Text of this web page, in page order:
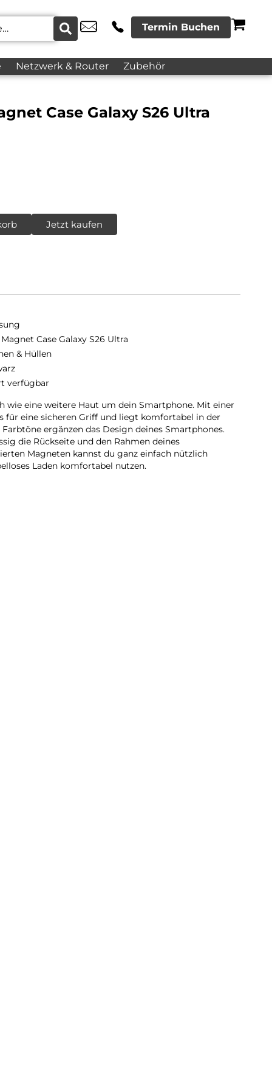
Termin Buchen
Netzwerk & Router Zubehör
Case Galaxy S26 Ultra
Jetzt kaufen
Case Galaxy S26 Ultra
& Hüllen
verfügbar
wie eine weitere Haut um dein Smartphone. Mit einer
für eine sicheren Griff und liegt komfortabel in der
ergänzen das Design deines Smartphones.
die Rückseite und den Rahmen deines
Magneten kannst du ganz einfach nützlich
Laden komfortabel nutzen.